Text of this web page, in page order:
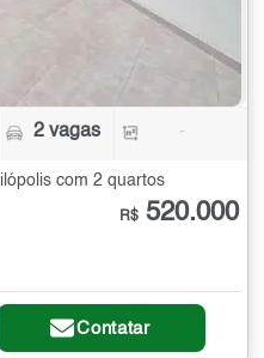
2 vagas -
com 2 quartos
R$ 520.000
Contatar